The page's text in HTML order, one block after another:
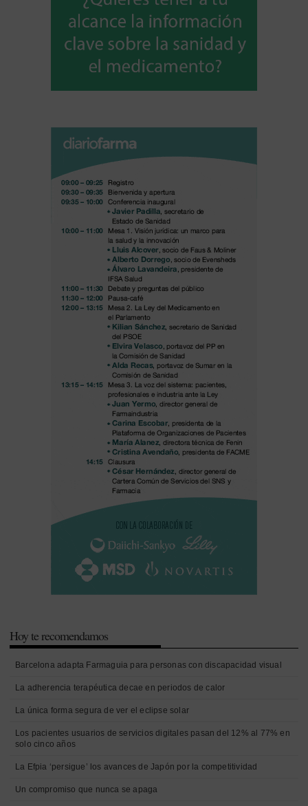
Hoy te recomendamos
Barcelona adapta Farmaguia para personas con discapacidad visual
La adherencia terapéutica decae en periodos de calor
La única forma segura de ver el eclipse solar
Los pacientes usuarios de servicios digitales pasan del 12% al 77% en
solo cinco años
La Efpia ‘persigue’ los avances de Japón por la competitividad
Un compromiso que nunca se apaga